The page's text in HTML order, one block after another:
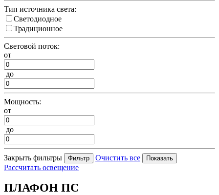
Тип источника света:
Светодиодное
Традиционное
Световой поток:
от
до
Мощность:
от
до
Закрыть фильтры
Очистить все
Рассчитать освещение
ПЛАФОН ПС